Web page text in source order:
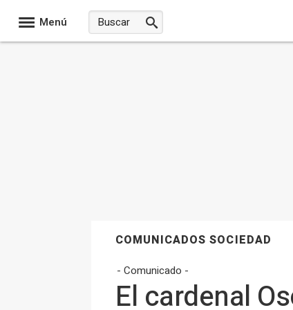
Menú
COMUNICADOS SOCIEDAD
- Comunicado -
El cardenal